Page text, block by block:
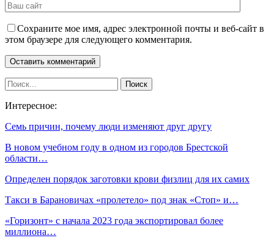
Сохраните мое имя, адрес электронной почты и веб-сайт в
этом браузере для следующего комментария.
Интересное:
Семь причин, почему люди изменяют друг другу
В новом учебном году в одном из городов Брестской
области…
Определен порядок заготовки крови физлиц для их самих
Такси в Барановичах «пролетело» под знак «Стоп» и…
«Горизонт» с начала 2023 года экспортировал более
миллиона…